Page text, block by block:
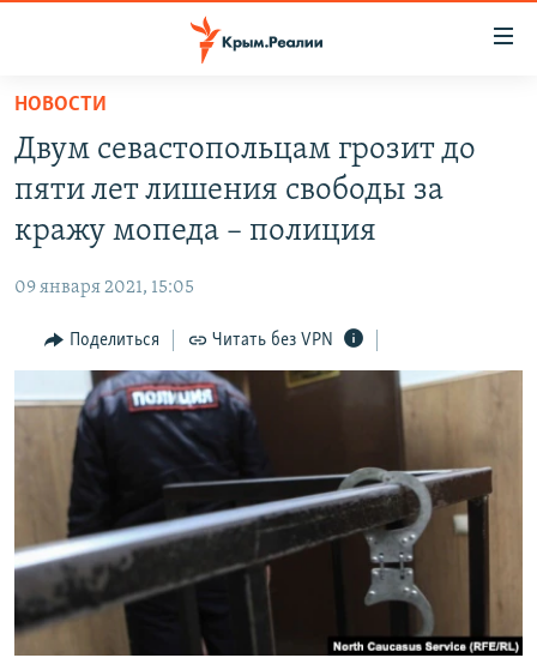
Вернуться
основному
содержанию
главной
навигации
Вернутся
поиску
СПЕЦПРОЕКТЫ
11 ЛЕТ ОККУПАЦИИ КРЫМА. 11 ИСТОРИЙ СОПРОТИВЛЕНИЯ
ЕЩЕ
ИНТЕРАКТИВ
ИНФОГРАФИКА
ТЕЛЕПРОЕКТ КРЫМ.РЕАЛИИ
СОВЕТЫ ПРАВОЗАЩИТНИКОВ
ПРОПАВШИЕ БЕЗ ВЕСТИ
ПОБЕДИТЕЛЕЙ НЕ СУДЯТ?
КРЫМ.НЕПОКОРЕННЫЙ
РАДІО СВОБОДА
КАК ОБОЙТИ БЛОКИРОВКУ
Українською
Qırımtatar
ПРИСОЕДИНЯЙТЕСЬ!
НОВОСТИ
Двум севастопольцам грозит до
пяти лет лишения свободы за
кражу мопеда – полиция
09 января 2021, 15:05
Поделиться Читать без VPN